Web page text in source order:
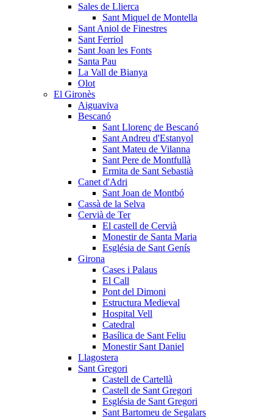
Sales de Llierca
Sant Miquel de Montella
Sant Aniol de Finestres
Sant Ferriol
Sant Joan les Fonts
Santa Pau
La Vall de Bianya
Olot
El Gironès
Aiguaviva
Bescanó
Sant Llorenç de Bescanó
Sant Andreu d'Estanyol
Sant Mateu de Vilanna
Sant Pere de Montfullà
Ermita de Sant Sebastià
Canet d'Adri
Sant Joan de Montbó
Cassà de la Selva
Cervià de Ter
El castell de Cervià
Monestir de Santa Maria
Església de Sant Genís
Girona
Cases i Palaus
El Call
Pont del Dimoni
Estructura Medieval
Hospital Vell
Catedral
Basílica de Sant Feliu
Monestir Sant Daniel
Llagostera
Sant Gregori
Castell de Cartellà
Castell de Sant Gregori
Església de Sant Gregori
Sant Bartomeu de Segalars